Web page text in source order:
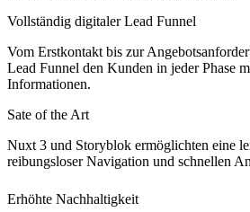
Vollständig digitaler Lead Funnel
Vom Erstkontakt bis zur
Lead Funnel den Kunden in jeder Phase
Informationen.
Sate of the Art
Nuxt 3 und Storyblok ermöglichten eine
reibungsloser Navigation und schnellen
Erhöhte Nachhaltigkeit